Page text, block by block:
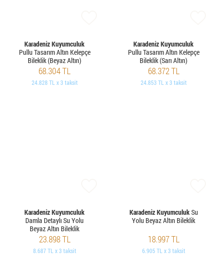
Karadeniz Kuyumculuk
Pullu Tasarım Altın Kelepçe
Bileklik (Beyaz Altın)
68.304 TL
24.828 TL x 3 taksit
Karadeniz Kuyumculuk
Pullu Tasarım Altın Kelepçe
Bileklik (Sarı Altın)
68.372 TL
24.853 TL x 3 taksit
Karadeniz Kuyumculuk
Damla Detaylı Su Yolu
Beyaz Altın Bileklik
23.898 TL
8.687 TL x 3 taksit
Karadeniz KuyumculukSu
Yolu Beyaz Altın Bileklik
18.997 TL
6.905 TL x 3 taksit